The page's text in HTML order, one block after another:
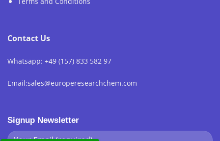
Contact Us
Whatsapp: +49 (157) 833 582 97
Email:sales@europeresearchchem.com
Signup Newsletter